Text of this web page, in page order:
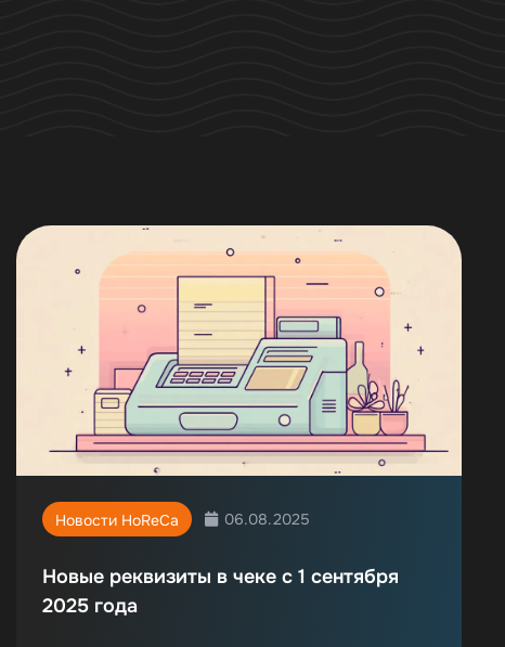
Новости HoReCa 06.08.2025
Новые реквизиты в чеке с 1 сентября
2025 года